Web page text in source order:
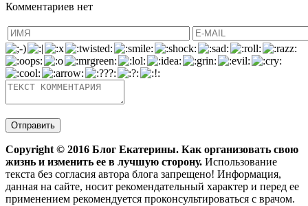
Комментариев нет
Copyright © 2016 Блог Екатерины. Как организовать свою
жизнь и изменить ее в лучшую сторону. Использование
текста без согласия автора блога запрещено! Информация,
данная на сайте, носит рекомендательный характер и перед ее
применением рекомендуется проконсультироваться с врачом.